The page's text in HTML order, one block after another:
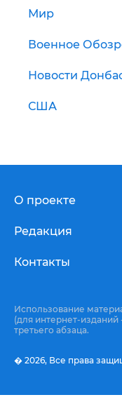
Мир
Военное
Новости
США
О проекте
Редакция
Контакты
Использование
(для интернет-изданий
третьего абзаца.
� 2026, Все права